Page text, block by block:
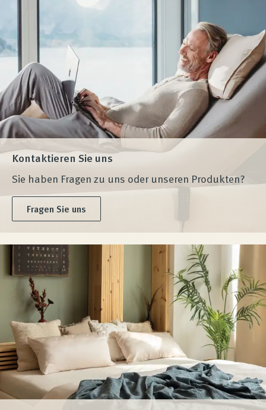
Kontaktieren Sie uns
Sie haben Fragen zu uns oder unseren Produkten?
Fragen Sie uns